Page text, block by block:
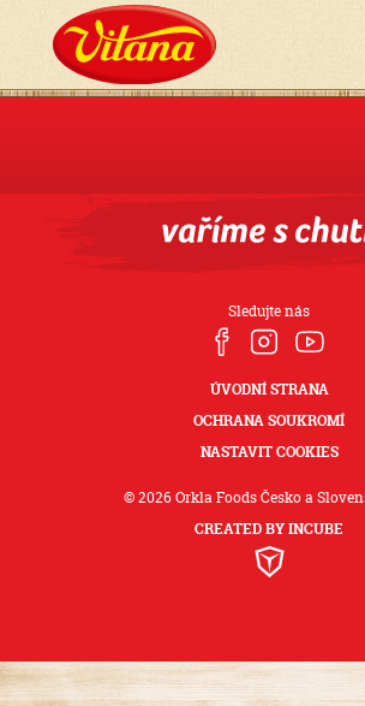
Sledujte nás
ÚVODNÍ STRANA
OCHRANA SOUKROMÍ
NASTAVIT COOKIES
© 2026 Orkla Foods Česko a
CREATED BY INCUBE